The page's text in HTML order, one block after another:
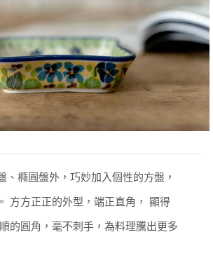
、橢圓盤外，巧妙加入個性的方盤，
方方正正的外型，端正直角， 顯得
的圓角，毫不刺手，為料理騰出更多